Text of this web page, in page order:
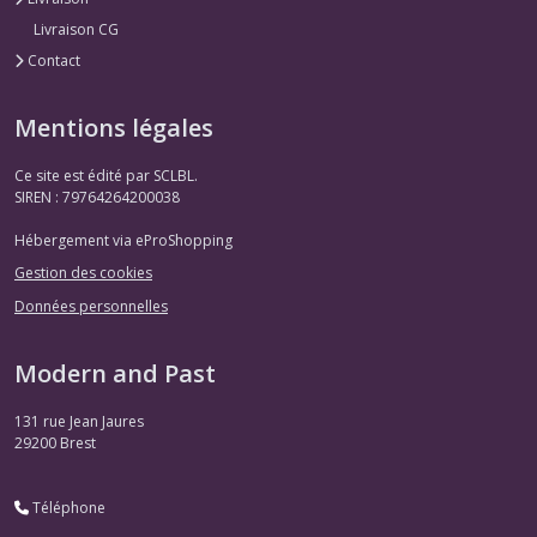
Livraison CG
Contact
Mentions légales
Ce site est édité par SCLBL.
SIREN : 79764264200038
Hébergement via eProShopping
Gestion des cookies
Données personnelles
Modern and Past
131 rue Jean Jaures
29200 Brest
Téléphone